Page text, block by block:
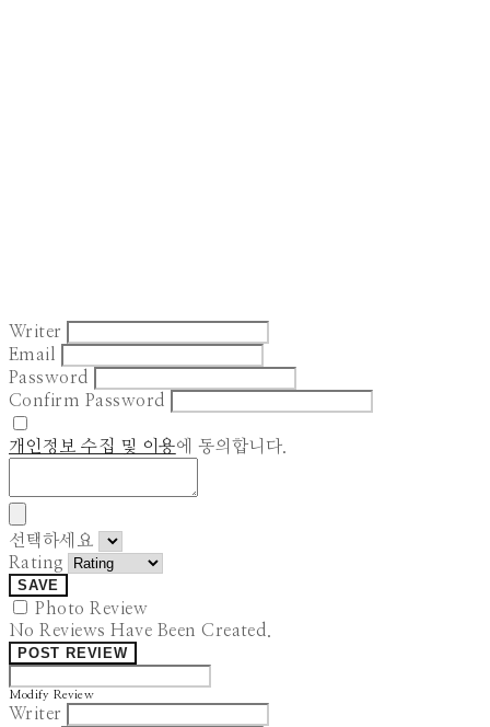
Writer
Email
Password
Confirm Password
개인정보 수집 및 이용에 동의합니다.
선택하세요
Rating
SAVE
Photo Review
No Reviews Have Been Created.
POST REVIEW
Modify Review
Writer